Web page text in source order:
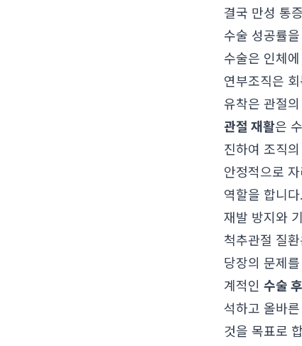
결국 만성 통
수술 성공률
수술은 인체
연부조직은
유착은 관절
관절 재활은
진하여 조직
안정적으로
역할을 합니다.
재발 방지와
척추관절 질
당장의 문제
계적인 수술
석하고 올바
것을 목표로